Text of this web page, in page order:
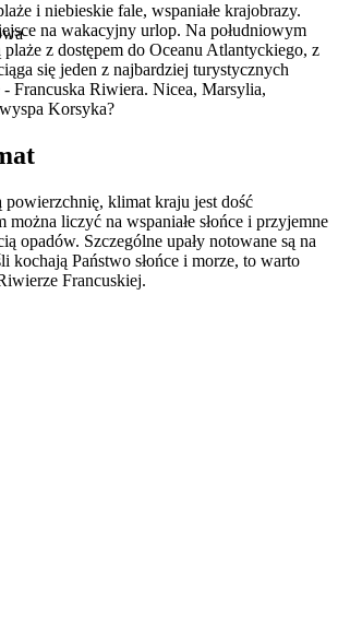
i niebieskie fale, wspaniałe krajobrazy.
na wakacyjny urlop. Na południowym
z dostępem do Oceanu Atlantyckiego, z
się jeden z najbardziej turystycznych
Francuska Riwiera. Nicea, Marsylia,
Korsyka?
powierzchnię, klimat kraju jest dość
liczyć na wspaniałe słońce i przyjemne
opadów. Szczególne upały notowane są na
kochają Państwo słońce i morze, to warto
Francuskiej.